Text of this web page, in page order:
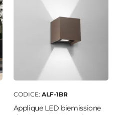
CODICE: ALF-1BR
Applique LED biemissione